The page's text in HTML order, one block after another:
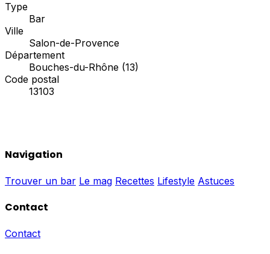
Type
Bar
Ville
Salon-de-Provence
Département
Bouches-du-Rhône (13)
Code postal
13103
Navigation
Trouver un bar Le mag Recettes Lifestyle Astuces
Contact
Contact